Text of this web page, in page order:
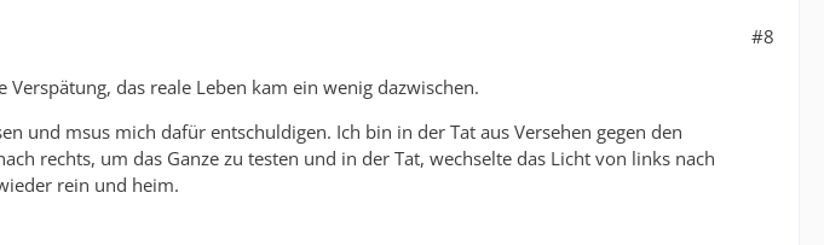
#8
das reale Leben kam ein wenig dazwischen.
und msus mich dafür entschuldigen. Ich bin in der Tat aus Versehen gegen den
rechts, um das Ganze zu testen und in der Tat, wechselte das Licht von links nach
rein und heim.